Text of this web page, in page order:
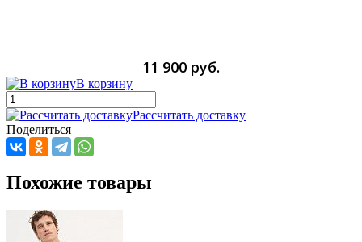
11 900 руб.
В корзину
Рассчитать доставку
Поделиться
Похожие товары